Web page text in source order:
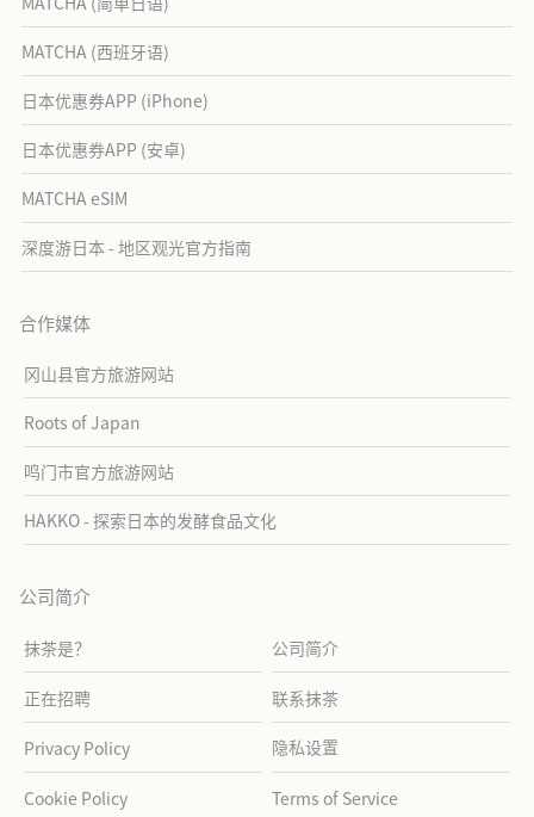
MATCHA (西班牙语)
日本优惠券APP (iPhone)
日本优惠券APP (安卓)
MATCHA eSIM
深度游日本 - 地区观光官方指南
合作媒体
冈山县官方旅游网站
Roots of Japan
鸣门市官方旅游网站
HAKKO - 探索日本的发酵食品文化
公司简介
抹茶是？ 公司简介
正在招聘 联系抹茶
Privacy Policy 隐私设置
Cookie Policy Terms of Service